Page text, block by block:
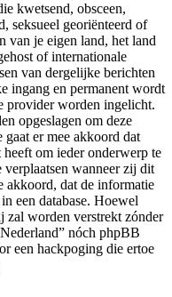
kwetsend, obsceen,
seksueel georiënteerd of
van je eigen land, het land
of internationale
van dergelijke berichten
ingang en permanent wordt
provider worden ingelicht.
opgeslagen om deze
er mee akkoord dat
om ieder onderwerp te
wanneer zij dit
akkoord, dat de informatie
een database. Hoewel
zal worden verstrekt zónder
nóch phpBB
een hackpoging die ertoe